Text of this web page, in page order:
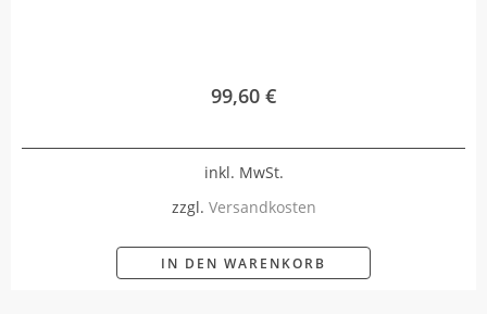
99,60 €
inkl. MwSt.
zzgl. Versandkosten
IN DEN WARENKORB